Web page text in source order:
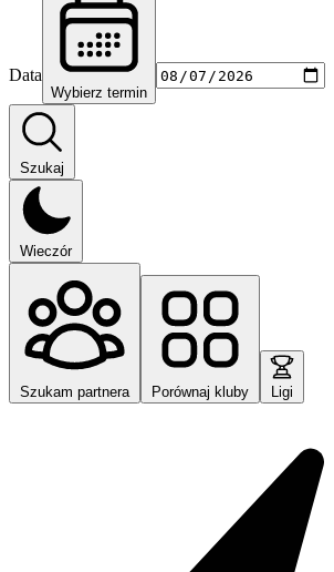
Data
Wybierz termin
Szukaj
Wieczór
Szukam partnera Porównaj kluby Ligi